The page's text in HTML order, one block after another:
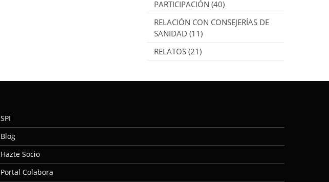
PARTICIPACIÓN (40)
RELACIÓN CON CONSEJERÍAS DE
SANIDAD (11)
RELATOS (21)
SPI
Blog
Hazte Socio
Portal Colabora